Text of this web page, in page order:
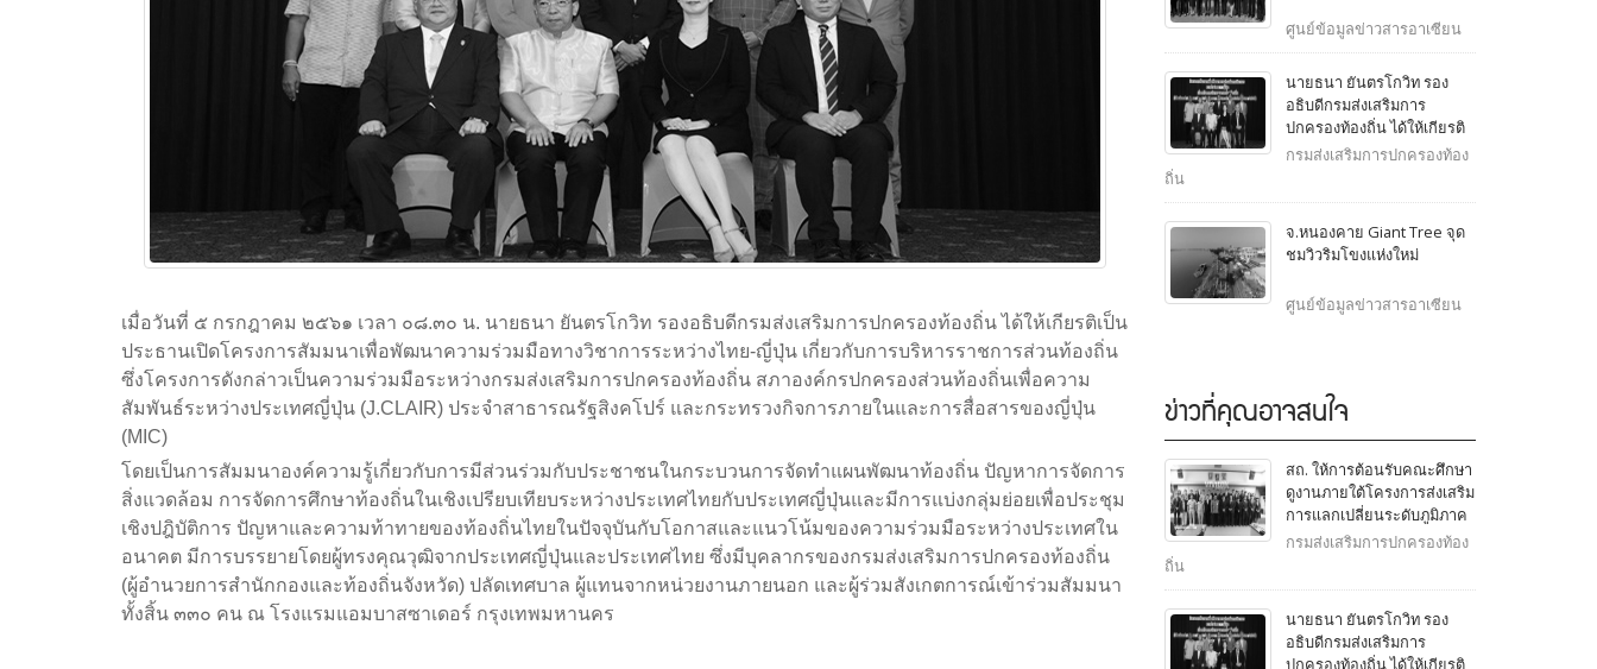
เมื่อวันที่ ๕ กรกฎาคม ๒๕๖๑ เวลา ๐๘.๓๐ น. นายธนา ยันตรโกวิท รองอธิบดีกรมส่งเสริมการปกครองท้องถิ่น ได้ให้เกียรติเป็น
ประธานเปิดโครงการสัมมนาเพื่อพัฒนาความร่วมมือทางวิชาการระหว่างไทย-ญี่ปุ่น เกี่ยวกับการบริหารราชการส่วนท้องถิ่น
ซึ่งโครงการดังกล่าวเป็นความร่วมมือระหว่างกรมส่งเสริมการปกครองท้องถิ่น สภาองค์กรปกครองส่วนท้องถิ่นเพื่อความ
สัมพันธ์ระหว่างประเทศญี่ปุ่น (J.CLAIR) ประจำสาธารณรัฐสิงคโปร์ และกระทรวงกิจการภายในและการสื่อสารของญี่ปุ่น
(MIC)
โดยเป็นการสัมมนาองค์ความรู้เกี่ยวกับการมีส่วนร่วมกับประชาชนในกระบวนการจัดทำแผนพัฒนาท้องถิ่น ปัญหาการจัดการ
สิ่งแวดล้อม การจัดการศึกษาท้องถิ่นในเชิงเปรียบเทียบระหว่างประเทศไทยกับประเทศญี่ปุ่นและมีการแบ่งกลุ่มย่อยเพื่อประชุม
เชิงปฎิบัติการ ปัญหาและความท้าทายของท้องถิ่นไทยในปัจจุบันกับโอกาสและแนวโน้มของความร่วมมือระหว่างประเทศใน
อนาคต มีการบรรยายโดยผู้ทรงคุณวุฒิจากประเทศญี่ปุ่นและประเทศไทย ซึ่งมีบุคลากรของกรมส่งเสริมการปกครองท้องถิ่น
(ผู้อำนวยการสำนักกองและท้องถิ่นจังหวัด) ปลัดเทศบาล ผู้แทนจากหน่วยงานภายนอก และผู้ร่วมสังเกตการณ์เข้าร่วมสัมมนา
ทั้งสิ้น ๓๓๐ คน ณ โรงแรมแอมบาสซาเดอร์ กรุงเทพมหานคร
ศูนย์ข้อมูลข่าวสารอาเซียน
นายธนา ยันตรโกวิท รอง
อธิบดีกรมส่งเสริมการ
ปกครองท้องถิ่น ได้ให้เกียรติ
เป็นประธานเปิดโครงการ
ราชการส่วนท้องถิ่น
กรมส่งเสริมการปกครองท้อง
ถิ่น
จ.หนองคาย Giant Tree จุด
ชมวิวริมโขงแห่งใหม่
ศูนย์ข้อมูลข่าวสารอาเซียน
ข่าวที่คุณอาจสนใจ
สถ. ให้การต้อนรับคณะศึกษา
ดูงานภายใต้โครงการส่งเสริม
การแลกเปลี่ยนระดับภูมิภาค
ญี่ปุ่น - ไทย จากสภาองค์กร
สิงคโปร์
กรมส่งเสริมการปกครองท้อง
ถิ่น
นายธนา ยันตรโกวิท รอง
อธิบดีกรมส่งเสริมการ
ปกครองท้องถิ่น ได้ให้เกียรติ